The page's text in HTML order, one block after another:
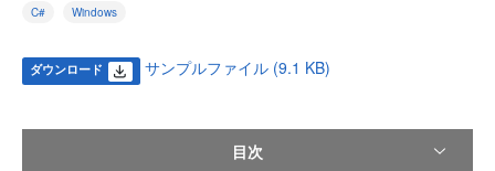
C# Windows
ダウンロード サンプルファイル (9.1 KB)
目次